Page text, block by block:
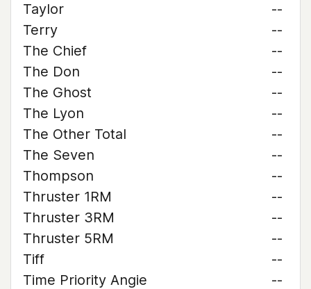
Taylor
--
Terry
--
The Chief
--
The Don
--
The Ghost
--
The Lyon
--
The Other Total
--
The Seven
--
Thompson
--
Thruster 1RM
--
Thruster 3RM
--
Thruster 5RM
--
Tiff
--
Time Priority Angie
--